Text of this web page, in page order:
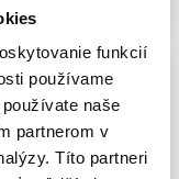
funkcií
používame
naše
partnerom v
Títo partneri
a masku. Pri citlivej
parfumovanú sadu
produkt
rušivý. Ak poznáte
preferencie.
ㅤ